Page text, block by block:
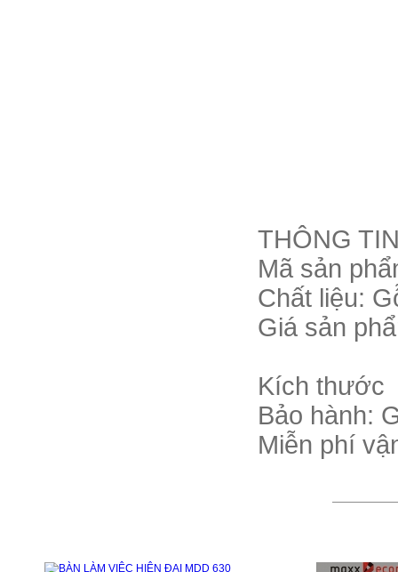
THÔNG
Mã sản
Chất liệu:
Giá sản
Kích thước
Bảo hành:
Miễn phí